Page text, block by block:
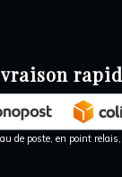
de poste, en point